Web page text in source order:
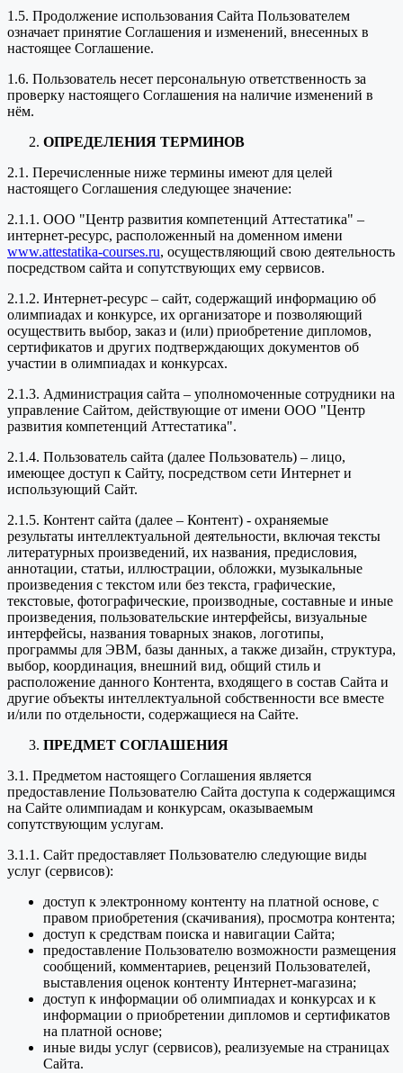
1.5. Продолжение использования Сайта Пользователем
означает принятие Соглашения и изменений, внесенных в
настоящее Соглашение.
1.6. Пользователь несет персональную ответственность за
проверку настоящего Соглашения на наличие изменений в
нём.
ОПРЕДЕЛЕНИЯ ТЕРМИНОВ
2.1. Перечисленные ниже термины имеют для целей
настоящего Соглашения следующее значение:
2.1.1. ООО "Центр развития компетенций Аттестатика" –
интернет-ресурс, расположенный на доменном имени
www.attestatika-courses.ru, осуществляющий свою деятельность
посредством сайта и сопутствующих ему сервисов.
2.1.2. Интернет-ресурс – сайт, содержащий информацию об
олимпиадах и конкурсе, их организаторе и позволяющий
осуществить выбор, заказ и (или) приобретение дипломов,
сертификатов и других подтверждающих документов об
участии в олимпиадах и конкурсах.
2.1.3. Администрация сайта – уполномоченные сотрудники на
управление Сайтом, действующие от имени ООО "Центр
развития компетенций Аттестатика".
2.1.4. Пользователь сайта (далее Пользователь) – лицо,
имеющее доступ к Сайту, посредством сети Интернет и
использующий Сайт.
2.1.5. Контент сайта (далее – Контент) - охраняемые
результаты интеллектуальной деятельности, включая тексты
литературных произведений, их названия, предисловия,
аннотации, статьи, иллюстрации, обложки, музыкальные
произведения с текстом или без текста, графические,
текстовые, фотографические, производные, составные и иные
произведения, пользовательские интерфейсы, визуальные
интерфейсы, названия товарных знаков, логотипы,
программы для ЭВМ, базы данных, а также дизайн, структура,
выбор, координация, внешний вид, общий стиль и
расположение данного Контента, входящего в состав Сайта и
другие объекты интеллектуальной собственности все вместе
и/или по отдельности, содержащиеся на Сайте.
ПРЕДМЕТ СОГЛАШЕНИЯ
3.1. Предметом настоящего Соглашения является
предоставление Пользователю Сайта доступа к содержащимся
на Сайте олимпиадам и конкурсам, оказываемым
сопутствующим услугам.
3.1.1. Сайт предоставляет Пользователю следующие виды
услуг (сервисов):
доступ к электронному контенту на платной основе, с
правом приобретения (скачивания), просмотра контента;
доступ к средствам поиска и навигации Сайта;
предоставление Пользователю возможности размещения
сообщений, комментариев, рецензий Пользователей,
выставления оценок контенту Интернет-магазина;
доступ к информации об олимпиадах и конкурсах и к
информации о приобретении дипломов и сертификатов
на платной основе;
иные виды услуг (сервисов), реализуемые на страницах
Сайта.